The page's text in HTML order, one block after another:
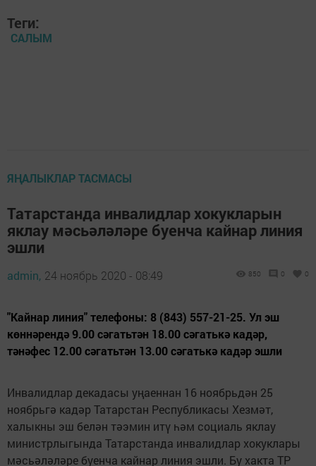
Теги:
САЛЫМ
ЯҢАЛЫКЛАР ТАСМАСЫ
Татарстанда инвалидлар хокукларын
яклау мәсьәләләре буенча кайнар линия
эшли
admin, 24 ноябрь 2020 - 08:49 850 0 0
"Кайнар линия" телефоны: 8 (843) 557-21-25. Ул эш
көннәрендә 9.00 сәгатьтән 18.00 сәгатькә кадәр,
тәнәфес 12.00 сәгатьтән 13.00 сәгатькә кадәр эшли
Инвалидлар декадасы уңаеннан 16 ноябрьдән 25
ноябрьгә кадәр Татарстан Республикасы Хезмәт,
халыкны эш белән тәэмин итү һәм социаль яклау
министрлыгында Татарстанда инвалидлар хокуклары
мәсьәләләре буенча кайнар линия эшли. Бу хакта ТР